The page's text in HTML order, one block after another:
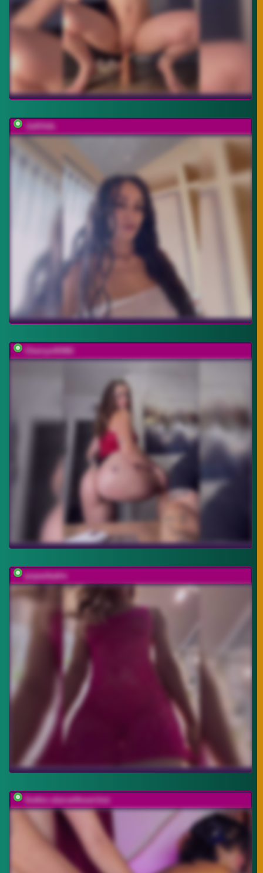
-SATIVA-
CherryviKING
popavkadre
Gothic-slut-without-limi